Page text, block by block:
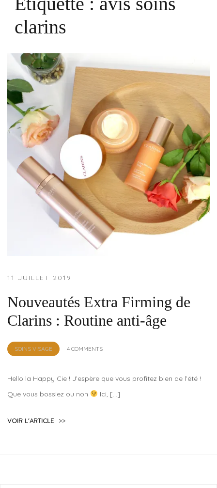
clarins
11 JUILLET 2019
Nouveautés Extra Firming de
Clarins : Routine anti-âge
SOINS VISAGE
by
4 COMMENTS
Hello la Happy Cie ! J’espère que vous profitez bien de l’été !
Que vous bossiez ou non
Ici, […]
VOIR L'ARTICLE >>